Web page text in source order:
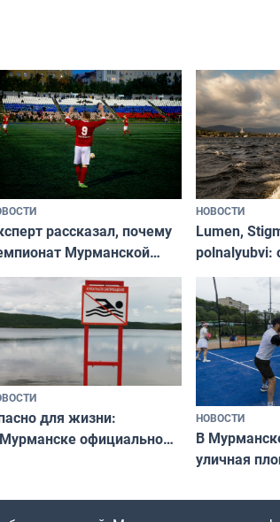
рассказал, почему
Мурманской
по футболу остался
НОВОСТИ
Lumen,
polnalyubvi:
«Имандра»
для жизни:
официально
НОВОСТИ
В
уличная